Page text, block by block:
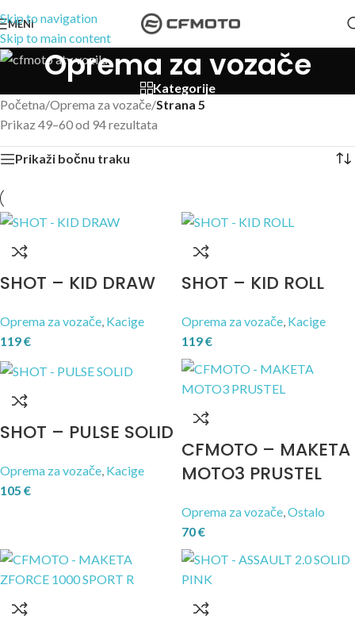
Skip to navigation
Skip to main content
MENI
Oprema za vozače
Kategorije
Početna/Oprema za vozače/Strana 5
Prikaz 49–60 od 94 rezultata
Prikaži bočnu traku
SHOT – KID DRAW
Oprema za vozače, Kacige
119€
SHOT – KID ROLL
Oprema za vozače, Kacige
119€
SHOT – PULSE SOLID
Oprema za vozače, Kacige
105 €
CFMOTO – MAKETA
MOTO3 PRUSTEL
Oprema za vozače,Ostalo
70€